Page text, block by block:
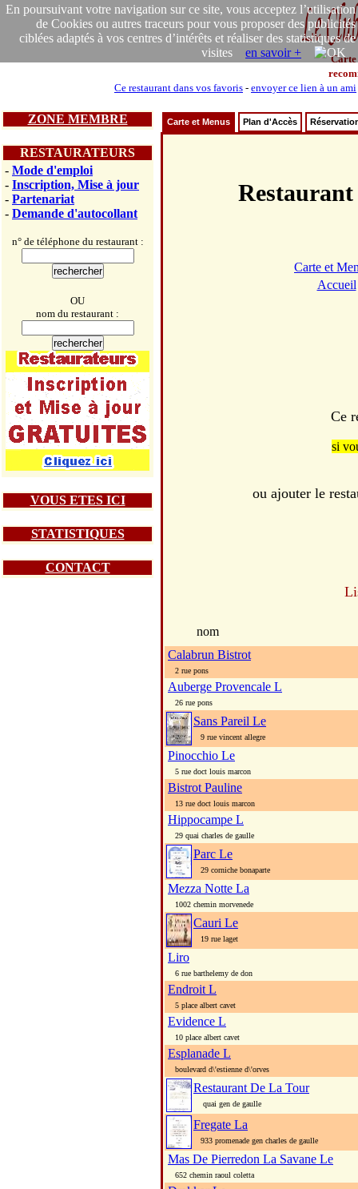
En poursuivant votre navigation sur ce site, vous acceptez l’utilisation
de Cookies ou autres traceurs pour vous proposer des publicités
ciblées adaptés à vos centres d’intérêts et réaliser des statistiques de
visites en savoir +
Carte
Ce restaurant dans vos favoris - envoyer ce lien à un ami
ZONE MEMBRE
RESTAURATEURS
- Mode d'emploi
- Inscription, Mise à jour
- Partenariat
- Demande d'autocollant
n° de téléphone du restaurant :
OU
nom du restaurant :
VOUS ETES ICI
STATISTIQUES
CONTACT
Carte et Menus Plan d'Accès
Carte et
Accueil
Ce
si
ou ajouter le
nom
Calabrun Bistrot
2 rue pons
Auberge Provencale L
26 rue pons
Sans Pareil Le
9 rue vincent allegre
Pinocchio Le
5 rue doct louis marcon
Bistrot Pauline
13 rue doct louis marcon
Hippocampe L
29 quai charles de gaulle
Parc Le
29 corniche bonaparte
Mezza Notte La
1002 chemin morvenede
Cauri Le
19 rue laget
Liro
6 rue barthelemy de don
Endroit L
5 place albert cavet
Evidence L
10 place albert cavet
Esplanade L
boulevard d\'estienne d\'orves
Restaurant De La Tour
quai gen de gaulle
Fregate La
933 promenade gen charles de gaulle
Mas De Pierredon La Savane Le
652 chemin raoul coletta